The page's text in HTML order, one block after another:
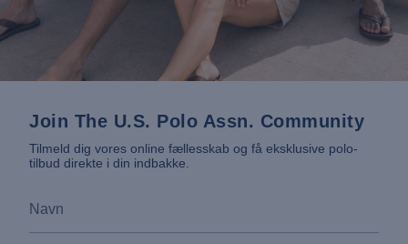
Join The U.S. Polo Assn. Community
Tilmeld dig vores online fællesskab og få eksklusive polo-
tilbud direkte i din indbakke.